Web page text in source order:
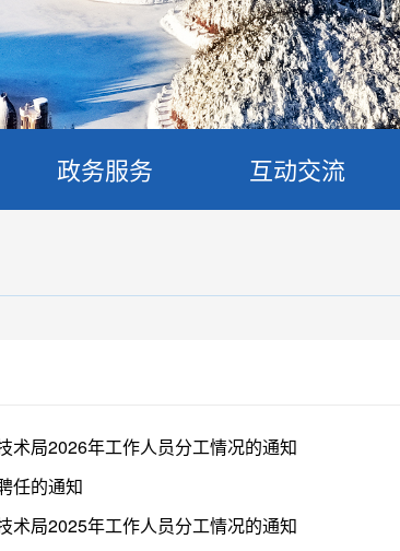
政务服务 互动交流
术局2026年工作人员分工情况的通知
任的通知
术局2025年工作人员分工情况的通知